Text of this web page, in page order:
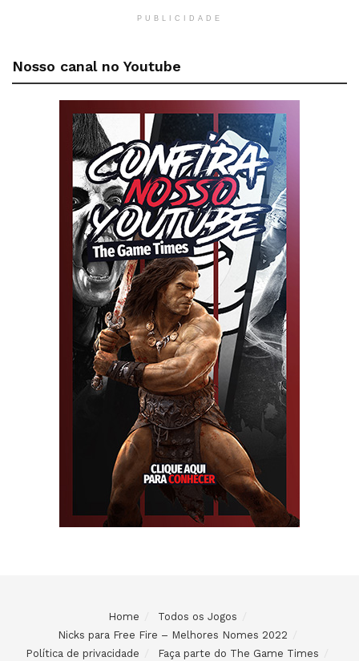
PUBLICIDADE
Nosso canal no Youtube
Home
Todos os Jogos
Nicks para Free Fire – Melhores Nomes 2022
Política de privacidade
Faça parte do The Game Times